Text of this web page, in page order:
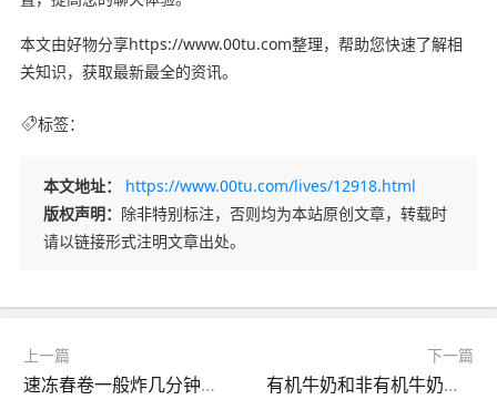
本文由好物分享https://www.00tu.com整理，帮助您快速了解相
关知识，获取最新最全的资讯。
标签：
本文地址：
https://www.00tu.com/lives/12918.html
版权声明： 除非特别标注，否则均为本站原创文章，转载时
请以链接形式注明文章出处。
上一篇
速冻春卷一般炸几分钟（炸春卷热油炸还是冷油）
下一篇
有机牛奶和非有机牛奶的区别（有机牛奶和非有机牛奶的区别是什么）